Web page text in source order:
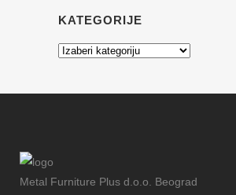
KATEGORIJE
Kategorije
Metal Furniture Plus d.o.o. Beograd